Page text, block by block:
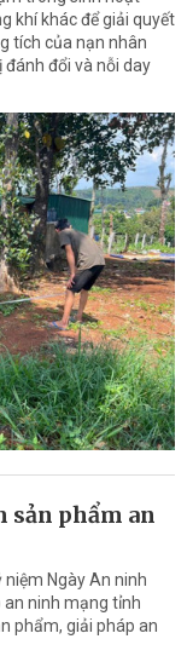
khí khác để giải quyết
tích của nạn nhân
đổi và nỗi day
sản phẩm an
Ngày An ninh
an ninh mạng tỉnh
phẩm, giải pháp an